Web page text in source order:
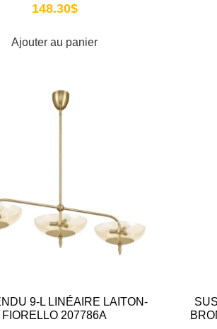
148.30$
Ajouter au panier
9-L LINÉAIRE LAITON-
FIORELLO 207786A